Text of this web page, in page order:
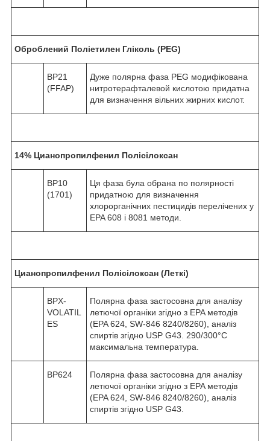
Оброблений Поліетилен Гліколь (PEG)
BP21
(FFAP)
Дуже полярна фаза PEG модифікована
нитротерафталевой кислотою придатна
для визначення вільних жирних кислот.
14% Цианопропилфенил Полісілоксан
BP10
(1701)
Ця фаза була обрана по полярності
придатною для визначення
хлорорганічних пестицидів перелічених у
EPA 608 і 8081 методи.
Цианопропилфенил Полісілоксан (Леткі)
BPX-
VOLATIL
ES
Полярна фаза застосовна для аналізу
летючої органіки згідно з EPA методів
(EPA 624, SW-846 8240/8260), аналіз
спиртів згідно USP G43. 290/300°C
максимальна температура.
BP624
Полярна фаза застосовна для аналізу
летючої органіки згідно з EPA методів
(EPA 624, SW-846 8240/8260), аналіз
спиртів згідно USP G43.